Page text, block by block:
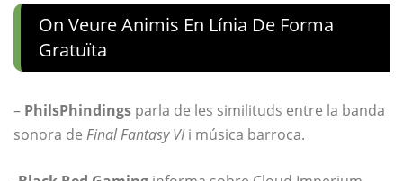
On Veure Animis En Línia De Forma
Gratuïta
– PhilsPhindings parla de les similituds entre la banda
sonora de Final Fantasy VIi música barroca.